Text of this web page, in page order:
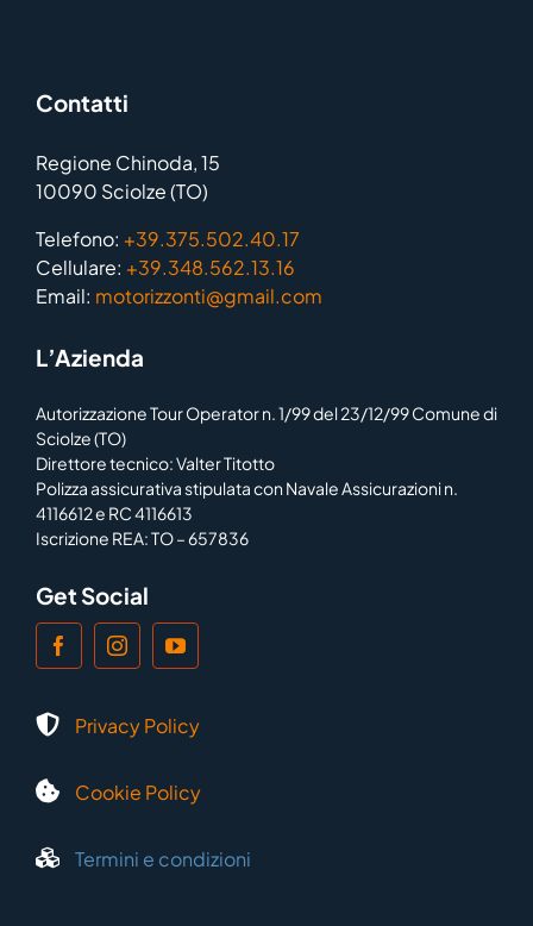
Contatti
Regione Chinoda, 15
10090 Sciolze (TO)
Telefono: +39.375.502.40.17
Cellulare: +39.348.562.13.16
Email: motorizzonti@gmail.com
L’Azienda
Autorizzazione Tour Operator n. 1/99 del 23/12/99 Comune di
Sciolze (TO)
Direttore tecnico: Valter Titotto
Polizza assicurativa stipulata con Navale Assicurazioni n.
4116612 e RC 4116613
Iscrizione REA: TO – 657836
Get Social
Privacy Policy
Cookie Policy
Termini e condizioni